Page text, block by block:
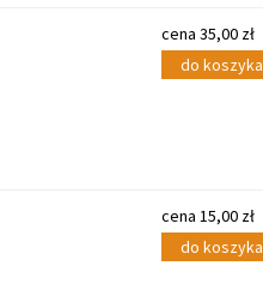
cena 35,00 zł
do koszyka
cena 15,00 zł
do koszyka